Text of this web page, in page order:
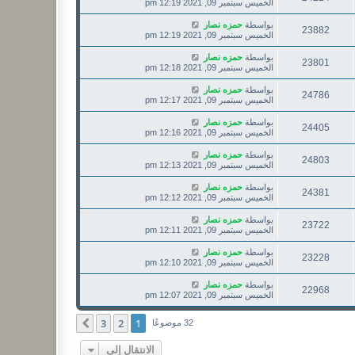
الخميس سبتمبر 09, 2021 12:19 pm
23882 بواسطة حمزه نصار
الخميس سبتمبر 09, 2021 12:19 pm
23801 بواسطة حمزه نصار
الخميس سبتمبر 09, 2021 12:18 pm
24786 بواسطة حمزه نصار
الخميس سبتمبر 09, 2021 12:17 pm
24405 بواسطة حمزه نصار
الخميس سبتمبر 09, 2021 12:16 pm
24803 بواسطة حمزه نصار
الخميس سبتمبر 09, 2021 12:13 pm
24381 بواسطة حمزه نصار
الخميس سبتمبر 09, 2021 12:12 pm
23722 بواسطة حمزه نصار
الخميس سبتمبر 09, 2021 12:11 pm
23228 بواسطة حمزه نصار
الخميس سبتمبر 09, 2021 12:10 pm
22968 بواسطة حمزه نصار
الخميس سبتمبر 09, 2021 12:07 pm
32 موضوعًا 1
2
3 التالي
الانتقال إلى